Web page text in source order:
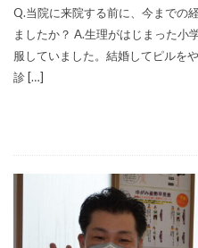
Q.当院に来院する前に、今までの
ましたか？ A.生理がはじまった小
服していました。結婚してピルを
診 […]